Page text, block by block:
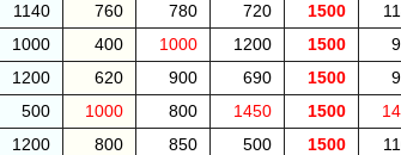
1140 760 780 720 1500
1000 400 1000 1200 1500
1200 620 900 690 1500
500 1000 800 1450 1500
1200 800 850 500 1500